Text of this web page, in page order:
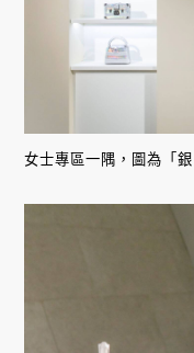
女士專區一隅，圖為「